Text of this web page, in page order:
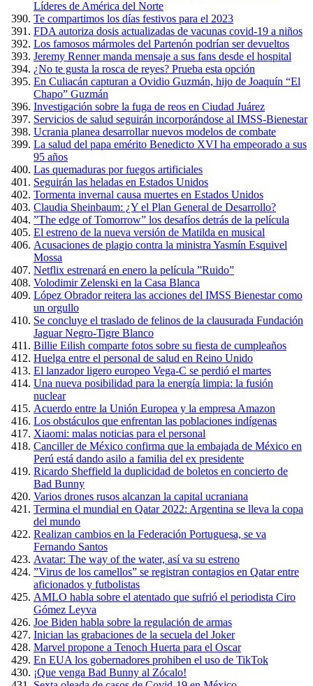
Líderes de América del Norte
Te compartimos los días festivos para el 2023
FDA autoriza dosis actualizadas de vacunas covid-19 a niños
Los famosos mármoles del Partenón podrían ser devueltos
Jeremy Renner manda mensaje a sus fans desde el hospital
¿No te gusta la rosca de reyes? Prueba esta opción
En Culiacán capturan a Ovidio Guzmán, hijo de Joaquín “El
Chapo” Guzmán
Investigación sobre la fuga de reos en Ciudad Juárez
Servicios de salud seguirán incorporándose al IMSS-Bienestar
Ucrania planea desarrollar nuevos modelos de combate
La salud del papa emérito Benedicto XVI ha empeorado a sus
95 años
Las quemaduras por fuegos artificiales
Seguirán las heladas en Estados Unidos
Tormenta invernal causa muertes en Estados Unidos
Claudia Sheinbaum: ¿Y el Plan General de Desarrollo?
”The edge of Tomorrow” los desafíos detrás de la película
El estreno de la nueva versión de Matilda en musical
Acusaciones de plagio contra la ministra Yasmín Esquivel
Mossa
Netflix estrenará en enero la película ”Ruido”
Volodimir Zelenski en la Casa Blanca
López Obrador reitera las acciones del IMSS Bienestar como
un orgullo
Se concluye el traslado de felinos de la clausurada Fundación
Jaguar Negro-Tigre Blanco
Billie Eilish comparte fotos sobre su fiesta de cumpleaños
Huelga entre el personal de salud en Reino Unido
El lanzador ligero europeo Vega-C se perdió el martes
Una nueva posibilidad para la energía limpia: la fusión
nuclear
Acuerdo entre la Unión Europea y la empresa Amazon
Los obstáculos que enfrentan las poblaciones indígenas
Xiaomi: malas noticias para el personal
Canciller de México confirma que la embajada de México en
Perú está dando asilo a familia del ex presidente
Ricardo Sheffield la duplicidad de boletos en concierto de
Bad Bunny
Varios drones rusos alcanzan la capital ucraniana
Termina el mundial en Qatar 2022: Argentina se lleva la copa
del mundo
Realizan cambios en la Federación Portuguesa, se va
Fernando Santos
Avatar: The way of the water, así va su estreno
”Virus de los camellos” se registran contagios en Qatar entre
aficionados y futbolistas
AMLO habla sobre el atentado que sufrió el periodista Ciro
Gómez Leyva
Joe Biden habla sobre la regulación de armas
Inician las grabaciones de la secuela del Joker
Marvel propone a Tenoch Huerta para el Oscar
En EUA los gobernadores prohiben el uso de TikTok
¡Que venga Bad Bunny al Zócalo!